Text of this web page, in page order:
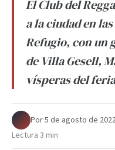
El Club del
a la ciudad en
Refugio, con un
de Villa Gesell,
vísperas del
Por·5 de agosto de
Lectura 3 min